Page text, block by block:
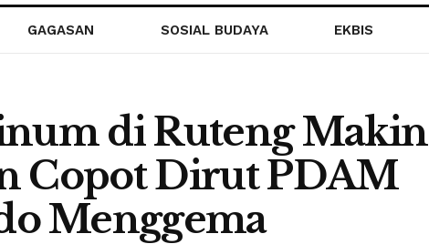
GAGASAN SOSIAL BUDAYA EKBIS
di Ruteng Makin
Copot Dirut PDAM
Menggema